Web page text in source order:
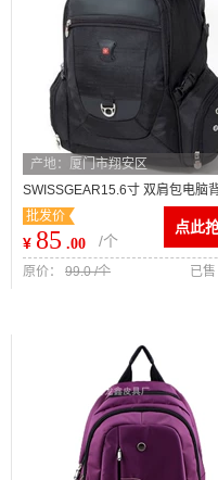
产地：厦门市翔安区
SWISSGEAR15.6寸 双肩包电脑
记本包 SA-8111(升级版)批发
批发价
¥ 85 .00 /个
点此
已售
原价： 99.0 /个